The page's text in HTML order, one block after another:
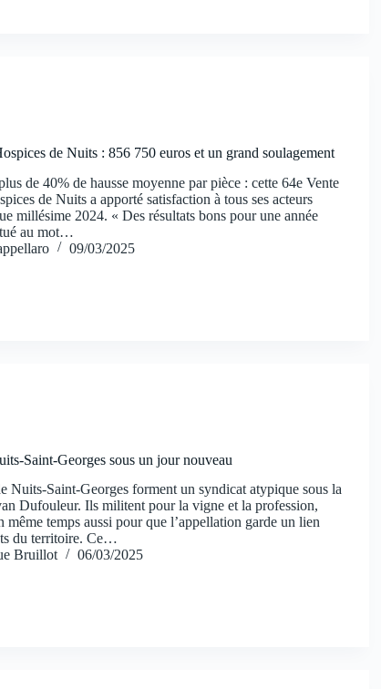
de Nuits : 856 750 euros et un grand soulagement
de 40% de hausse moyenne par pièce : cette 64e Vente
de Nuits a apporté satisfaction à tous ses acteurs
millésime 2024. « Des résultats bons pour une année
au mot…
09/03/2025
Saint-Georges sous un jour nouveau
Nuits-Saint-Georges forment un syndicat atypique sous la
Dufouleur. Ils militent pour la vigne et la profession,
même temps aussi pour que l’appellation garde un lien
du territoire. Ce…
Bruillot
06/03/2025